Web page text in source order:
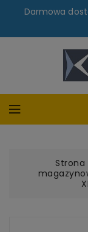
Darmowa
Strona